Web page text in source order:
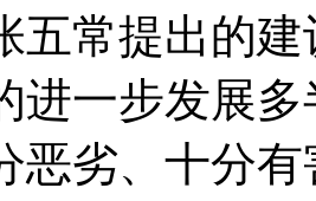
五常提出的
进一步发展
恶劣、十分